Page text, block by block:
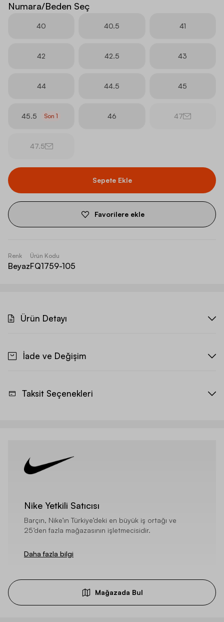
Numara/Beden Seç
40 40.5 41
42 42.5 43
44 44.5 45
45.5 Son1 46 47
47.5
Sepete Ekle
Favorilere ekle
Renk
Beyaz
Ürün Kodu
FQ1759-105
Ürün Detayı
İade ve Değişim
Taksit Seçenekleri
Nike Yetkili Satıcısı
Barçın, Nike’ın Türkiye’deki en büyük iş ortağı ve
25’den fazla mağazasının işletmecisidir.
Daha fazla bilgi
Mağazada Bul